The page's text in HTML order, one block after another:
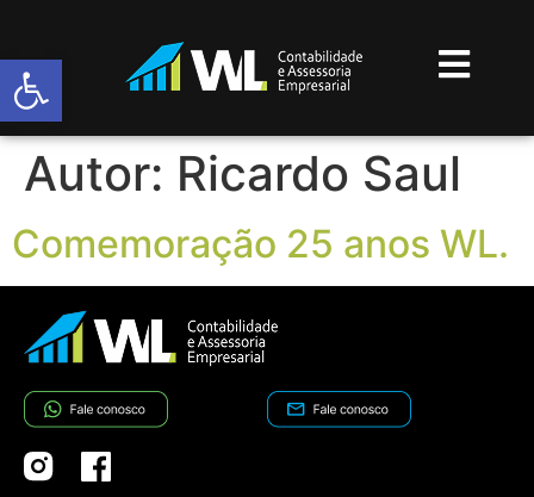
Abrir a barra de ferramentas
Autor: Ricardo Saul
Comemoração 25 anos WL.